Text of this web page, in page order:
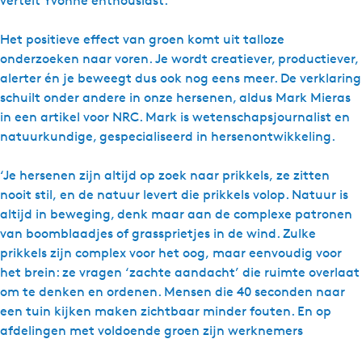
Het positieve effect van groen komt uit talloze
onderzoeken naar voren. Je wordt creatiever, productiever,
alerter én je beweegt dus ook nog eens meer. De verklaring
schuilt onder andere in onze hersenen, aldus Mark Mieras
in een artikel voor NRC. Mark is wetenschapsjournalist en
natuurkundige, gespecialiseerd in hersenontwikkeling.
‘Je hersenen zijn altijd op zoek naar prikkels, ze zitten
nooit stil, en de natuur levert die prikkels volop. Natuur is
altijd in beweging, denk maar aan de complexe patronen
van boomblaadjes of grassprietjes in de wind. Zulke
prikkels zijn complex voor het oog, maar eenvoudig voor
het brein: ze vragen ‘zachte aandacht’ die ruimte overlaat
om te denken en ordenen. Mensen die 40 seconden naar
een tuin kijken maken zichtbaar minder fouten. En op
afdelingen met voldoende groen zijn werknemers